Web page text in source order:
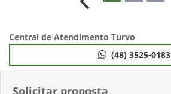
Solicitar proposta
Anterior
Central de Atendimento Turvo
(48) 3525-0183